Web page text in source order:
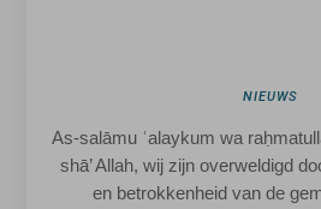
NIEUWS
As-salāmu ʿalaykum wa
shā’ Allah, wij zijn overweldigd
en betrokkenheid van de